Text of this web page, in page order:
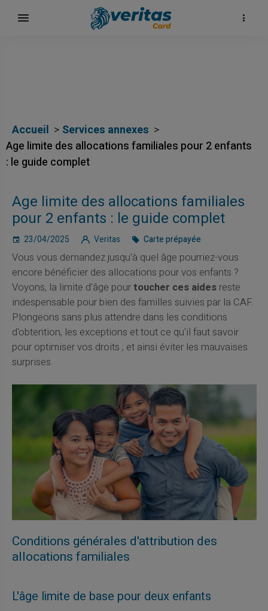
Accueil
Services annexes
Age limite des allocations familiales pour 2 enfants
: le guide complet
Age limite des allocations familiales
pour 2 enfants : le guide complet
23/04/2025 Veritas Carte prépayée
Vous vous demandez jusqu'à quel âge pourriez-vous
encore bénéficier des allocations pour vos enfants ?
Voyons, la limite d'âge pourtoucher ces aidesreste
indespensable pour bien des familles suivies par la CAF.
Plongeons sans plus attendre dans les conditions
d'obtention, les exceptions et tout ce qu'il faut savoir
pour optimiser vos droits ; et ainsi éviter les mauvaises
surprises.
Conditions générales d'attribution des
allocations familiales
L'âge limite de base pour deux enfants